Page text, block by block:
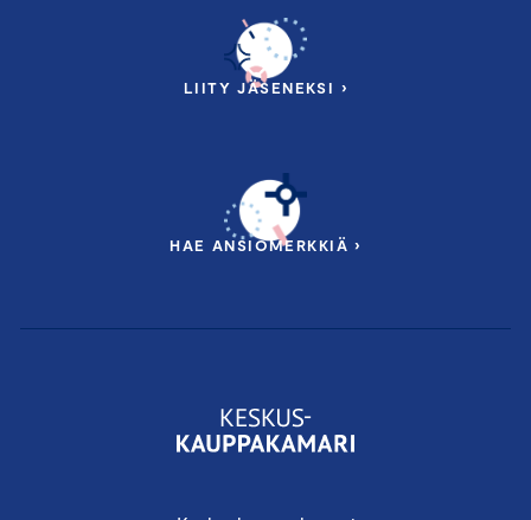
LIITY JÄSENEKSI ›
HAE ANSIOMERKKIÄ ›